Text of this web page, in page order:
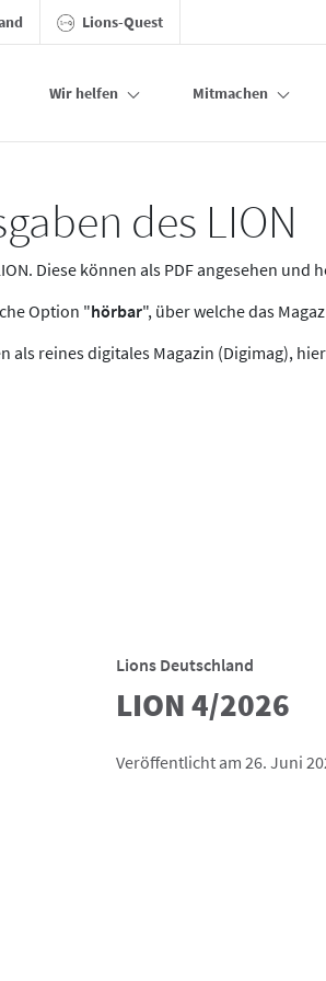
Lions-Quest
Wir helfen Mitmachen
des LION
Diese können als PDF angesehen und
Option "hörbar", über welche das
als reines digitales Magazin (Digimag),
Lions Deutschland
LION 4/2026
Veröffentlicht am 26. Juni